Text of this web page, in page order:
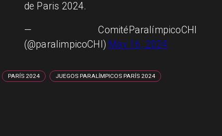
de Paris 2024.
— ComitéParalímpicoCHI
(@paralimpicoCHI) May 16, 2024
PARÍS 2024 JUEGOS PARALÍMPICOS PARÍS 2024